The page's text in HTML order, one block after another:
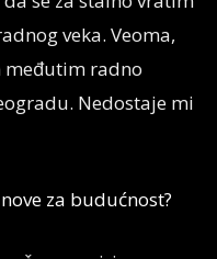
veka. Veoma,
radno
Nedostaje mi
za budućnost?